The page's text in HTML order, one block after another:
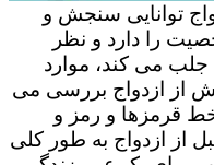
توانایی سنجش و
را دارد و نظر
جلب می کند، موارد
از ازدواج بررسی می
خط قرمزها و رمز و
از ازدواج به طور کلی